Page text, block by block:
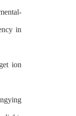
in
ion